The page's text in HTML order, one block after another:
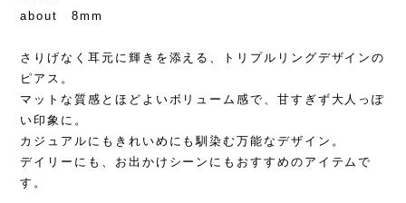
about 8mm
さりげなく耳元に輝きを添える、トリプルリングデザインの
ピアス。
マットな質感とほどよいボリューム感で、甘すぎず大人っぽ
い印象に。
カジュアルにもきれいめにも馴染む万能なデザイン。
デイリーにも、お出かけシーンにもおすすめのアイテムで
す。